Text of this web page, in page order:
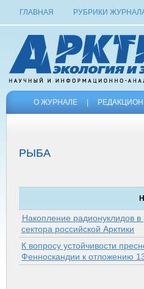
ГЛАВНАЯ РУБРИКИ
О ЖУРНАЛЕ
РЫБА
Накопление радионуклидов
сектора российской Арк­тики
К вопросу устойчивости
Фенноскандии к отложению